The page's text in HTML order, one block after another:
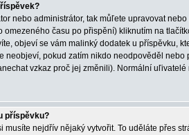
nebo administrátor, tak můľete upravovat
omezeného času po přispění) kliknutím na
objeví se vám malinký dodatek u příspěvku,
neobjeví, pokud zatím nikdo neodpověděl
vzkaz proč jej změnili). Normální
příspěvku?
musíte nejdřív nějaký vytvořit. To uděláte přes